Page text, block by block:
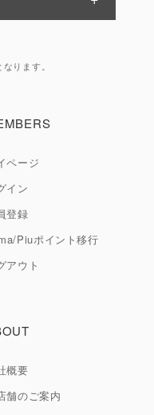
ります。
ページ
イン
登録
Piuポイント移行
アウト
概要
舗のご案内